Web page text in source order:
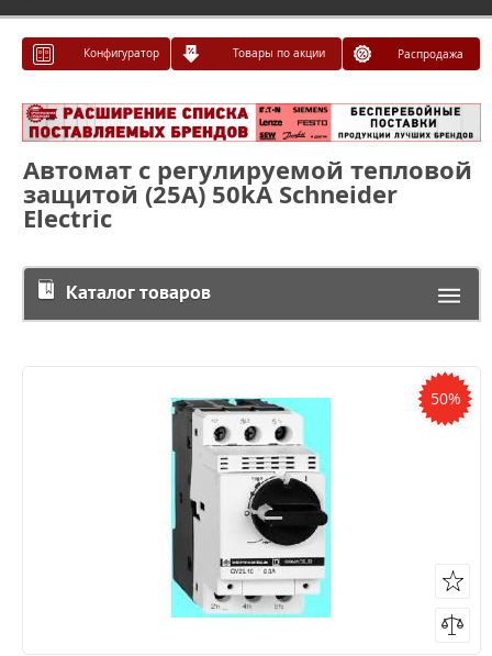
Конфигуратор Товары по акции Распродажа
Автомат с регулируемой тепловой
защитой (25А) 50kA Schneider
Electric
Каталог товаров
50%